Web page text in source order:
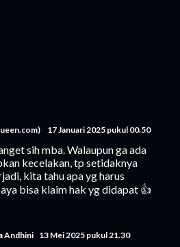
17 Januari 2025 pukul 00.50
sih mba. Walaupun ga ada
kecelakan, tp setidaknya
kita tahu apa yg harus
bisa klaim hak yg didapat 👍
Andhini 13 Mei 2025 pukul 21.30